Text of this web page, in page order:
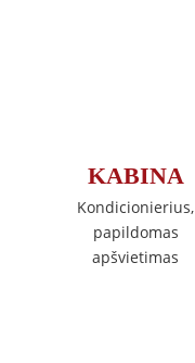
KABINA
Kondicionierius,
papildomas
apšvietimas